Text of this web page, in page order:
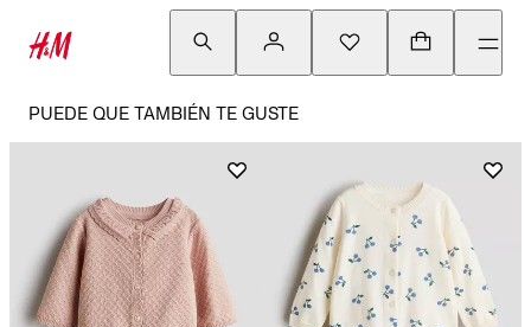
PUEDE QUE TAMBIÉN TE GUSTE